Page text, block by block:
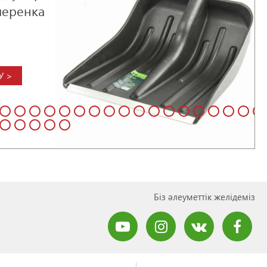
>
Біз әлеуметтік желідеміз